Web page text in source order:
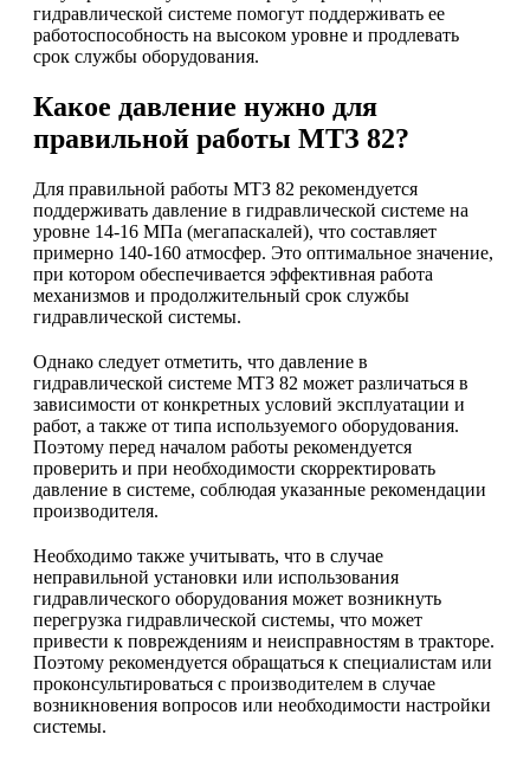
гидравлической системе помогут поддерживать ее
работоспособность на высоком уровне и продлевать
срок службы оборудования.
Какое давление нужно для
правильной работы МТЗ 82?
Для правильной работы МТЗ 82 рекомендуется
поддерживать давление в гидравлической системе на
уровне 14-16 МПа (мегапаскалей), что составляет
примерно 140-160 атмосфер. Это оптимальное значение,
при котором обеспечивается эффективная работа
механизмов и продолжительный срок службы
гидравлической системы.
Однако следует отметить, что давление в
гидравлической системе МТЗ 82 может различаться в
зависимости от конкретных условий эксплуатации и
работ, а также от типа используемого оборудования.
Поэтому перед началом работы рекомендуется
проверить и при необходимости скорректировать
давление в системе, соблюдая указанные рекомендации
производителя.
Необходимо также учитывать, что в случае
неправильной установки или использования
гидравлического оборудования может возникнуть
перегрузка гидравлической системы, что может
привести к повреждениям и неисправностям в тракторе.
Поэтому рекомендуется обращаться к специалистам или
проконсультироваться с производителем в случае
возникновения вопросов или необходимости настройки
системы.